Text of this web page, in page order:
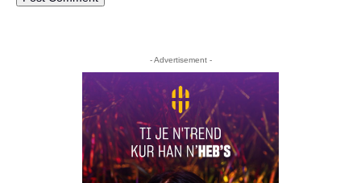
- Advertisement -